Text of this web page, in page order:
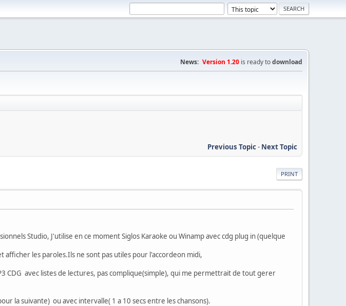
News: Version 1.20 is ready todownload
Previous Topic- Next Topic
PRINT
Studio, J'utilise en ce moment Siglos Karaoke ou Winamp avec cdg plug in (quelque
les paroles.Ils ne sont pas utiles pour l'accordeon midi,
CDG avec listes de lectures, pas complique(simple), qui me permettrait de tout gerer
la suivante) ou avec intervalle( 1 a 10 secs entre les chansons).